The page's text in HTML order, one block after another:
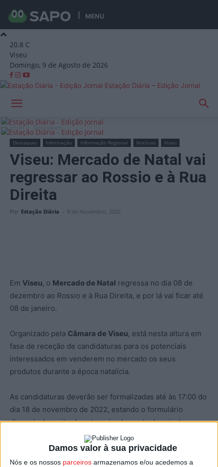
Damos valor à sua privacidade
Nós e os nossos parceiros armazenamos e/ou acedemos a
MENU
20.8 C
Viseu
Domingo, 9 de Agosto de 2026
Estação Diária – Edição Jornal
Início Destaques
Destaques Informação Informação Regional Notícias Viseu
Viseu: Mercado de Natal vai
regressar ao Rossio e à Rua
Direita
Por Estação Diária - 8 de Novembro, 2022
Em Viseu, o Mercado de Natal regressa no dia 08 de
dezembro ao Rossio e à Rua Direita, e por lá vai ficar até
08 de janeiro.
Organizado pela Câmara de Viseu, está nesta altura em
fase de receção de candidaturas para os potenciais
interessados em venderem no mercado os seus
produtos durante a época natalícia.
As candidaturas deverão ser formalizadas até às 17:00 do
dia 18 de novembro de 2022, estando o formulário
disponível no site da autarquia, devendo depois de
preenchido ser enviado por correio eletrónico, ou
entregue nas instalações da Associação Comercial do
Distrito de Viseu, na Rua da Paz, nº7.